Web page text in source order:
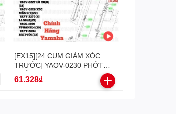
[EX15][24:CỤM GIẢM XÓC
TRƯỚC] YAOV-0230 PHỚT
CHẮN BỤI EX15 (15-18) (11)
(26)-[Yamaha], EX155
61.328₫